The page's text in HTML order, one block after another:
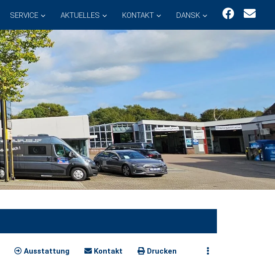
SERVICE AKTUELLES KONTAKT DANSK
Ausstattung Kontakt Drucken